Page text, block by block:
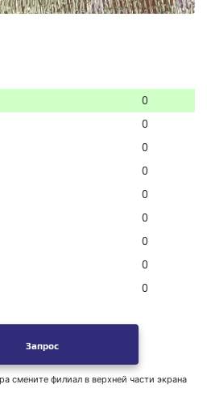
0
0
0
0
0
0
0
0
0
Запрос
смените филиал в верхней части экрана